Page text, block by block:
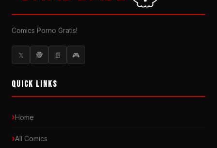
Comics Porno Gratis!
𝕏 🕵 📄 🎮
QUICK LINKS
Home
All Comics